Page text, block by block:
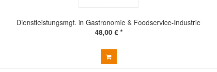
Dienstleistungsmgt. in Gastronomie & Foodservice-Industrie
48,00 € *